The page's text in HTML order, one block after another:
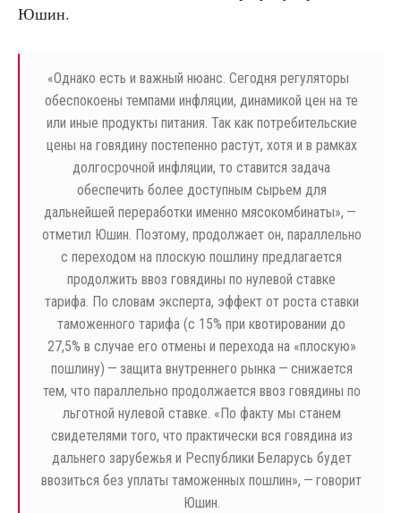
Юшин.
«Однако есть и важный нюанс. Сегодня регуляторы
обеспокоены темпами инфляции, динамикой цен на те
или иные продукты питания. Так как потребительские
цены на говядину постепенно растут, хотя и в рамках
долгосрочной инфляции, то ставится задача
обеспечить более доступным сырьем для
дальнейшей переработки именно мясокомбинаты», —
отметил Юшин. Поэтому, продолжает он, параллельно
с переходом на плоскую пошлину предлагается
продолжить ввоз говядины по нулевой ставке
тарифа. По словам эксперта, эффект от роста ставки
таможенного тарифа (с 15% при квотировании до
27,5% в случае его отмены и перехода на «плоскую»
пошлину) — защита внутреннего рынка — снижается
тем, что параллельно продолжается ввоз говядины по
льготной нулевой ставке. «По факту мы станем
свидетелями того, что практически вся говядина из
дальнего зарубежья и Республики Беларусь будет
ввозиться без уплаты таможенных пошлин», — говорит
Юшин.